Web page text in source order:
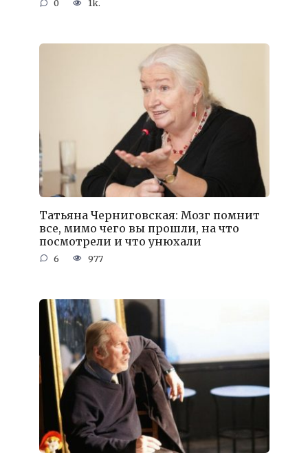
0 1k.
Татьяна Черниговская: Мозг помнит
все, мимо чего вы прошли, на что
посмотрели и что унюхали
6 977